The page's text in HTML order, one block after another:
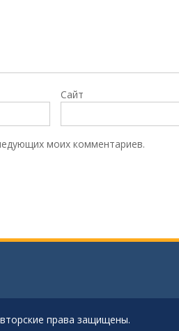
Сайт
моих комментариев.
права защищены.